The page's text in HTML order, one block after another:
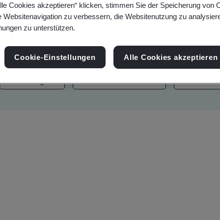
Webinare, Neuigkeiten und Markenwerte.
Nachhaltigkeit Informationssicherheit Künstliche
Cookies akzeptieren“ klicken, stimmen Sie der Speicherung von
Websitenavigation zu verbessern, die Websitenutzung zu
zu unterstützen.
Cookie-Einstellungen Alle Cookies akzeptieren